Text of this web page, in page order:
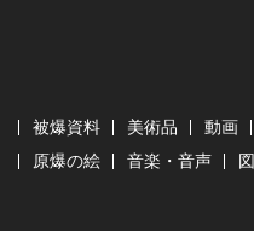
被爆資料 美術品 動画
原爆の絵
音楽・音声